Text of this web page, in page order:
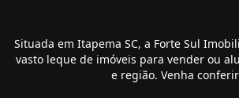
Situada em Itapema SC, a Forte Sul
vasto leque de imóveis para vender ou
e região. Venha